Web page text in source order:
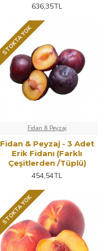
636,35TL
STOKTA YOK
Fidan & Peyzaj
Fidan & Peyzaj - 3 Adet
Erik Fidanı (Farklı
Çeşitlerden /Tüplü)
454,54TL
STOKTA YOK